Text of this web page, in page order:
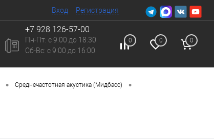
Вход Регистрация
+7 928 126-57-00
Пн-Пт: с 9:00 до 18:30
Сб-Вc: с 9:00 до 16:00
0 0 0
• Среднечастотная акустика (Мидбасс) •